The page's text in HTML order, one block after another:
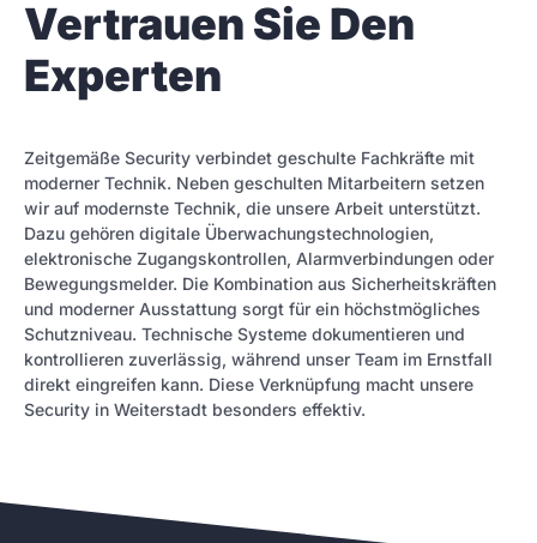
Vertrauen Sie Den
Experten
Zeitgemäße Security verbindet geschulte Fachkräfte mit
moderner Technik. Neben geschulten Mitarbeitern setzen
wir auf modernste Technik, die unsere Arbeit unterstützt.
Dazu gehören digitale Überwachungstechnologien,
elektronische Zugangskontrollen, Alarmverbindungen oder
Bewegungsmelder. Die Kombination aus Sicherheitskräften
und moderner Ausstattung sorgt für ein höchstmögliches
Schutzniveau. Technische Systeme dokumentieren und
kontrollieren zuverlässig, während unser Team im Ernstfall
direkt eingreifen kann. Diese Verknüpfung macht unsere
Security in Weiterstadt besonders effektiv.